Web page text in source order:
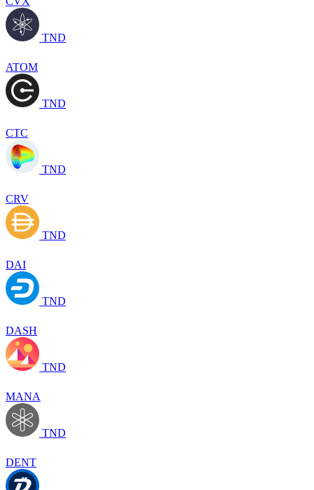
TND
ATOM
TND
CTC
TND
CRV
TND
DAI
TND
DASH
TND
MANA
TND
DENT